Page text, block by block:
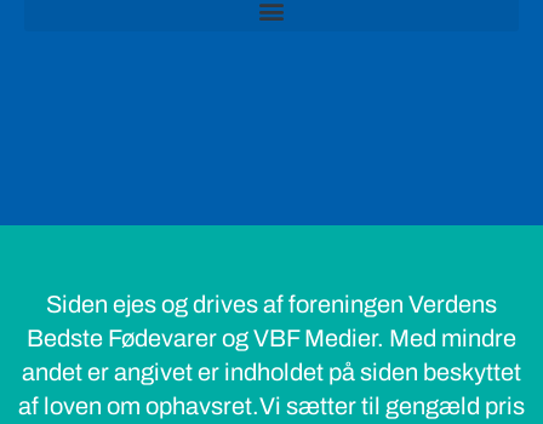
Siden ejes og drives af foreningen Verdens
Bedste Fødevarer og VBF Medier. Med mindre
andet er angivet er indholdet på siden beskyttet
af loven om ophavsret.Vi sætter til gengæld pris